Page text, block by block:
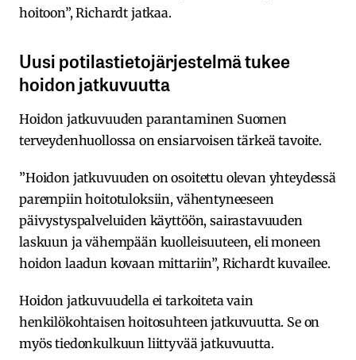
hoitoon”, Richardt jatkaa.
Uusi potilastietojärjestelmä tukee
hoidon jatkuvuutta
Hoidon jatkuvuuden parantaminen Suomen
terveydenhuollossa on ensiarvoisen tärkeä tavoite.
”Hoidon jatkuvuuden on osoitettu olevan yhteydessä
parempiin hoitotuloksiin, vähentyneeseen
päivystyspalveluiden käyttöön, sairastavuuden
laskuun ja vähempään kuolleisuuteen, eli moneen
hoidon laadun kovaan mittariin”, Richardt kuvailee.
Hoidon jatkuvuudella ei tarkoiteta vain
henkilökohtaisen hoitosuhteen jatkuvuutta. Se on
myös tiedonkulkuun liittyvää jatkuvuutta.